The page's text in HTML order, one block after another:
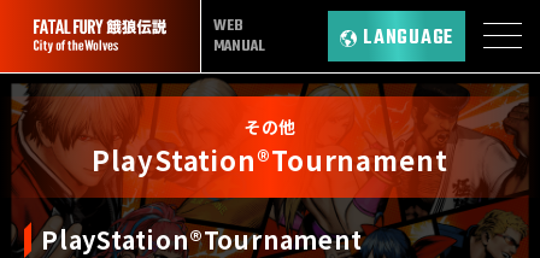
WEB
MANUAL
LANGUAGE
その他
PlayStation®Tournament
PlayStation®Tournament